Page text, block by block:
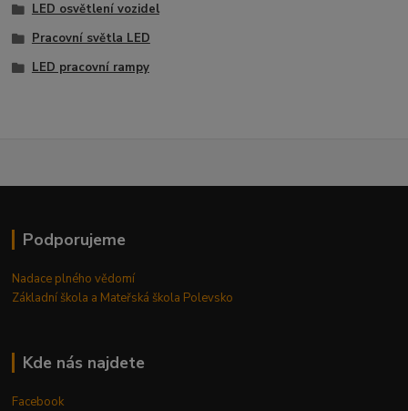
LED osvětlení vozidel
Pracovní světla LED
LED pracovní rampy
Podporujeme
Nadace plného vědomí
Základní škola a Mateřská škola Polevsko
Kde nás najdete
Facebook